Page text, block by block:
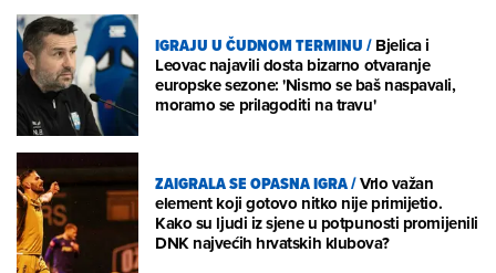
IGRAJU U ČUDNOM TERMINU/Bjelica i
Leovac najavili dosta bizarno otvaranje
europske sezone: 'Nismo se baš naspavali,
moramo se prilagoditi na travu'
ZAIGRALA SE OPASNA IGRA/Vrlo važan
element koji gotovo nitko nije primijetio.
Kako su ljudi iz sjene u potpunosti promijenili
DNK najvećih hrvatskih klubova?